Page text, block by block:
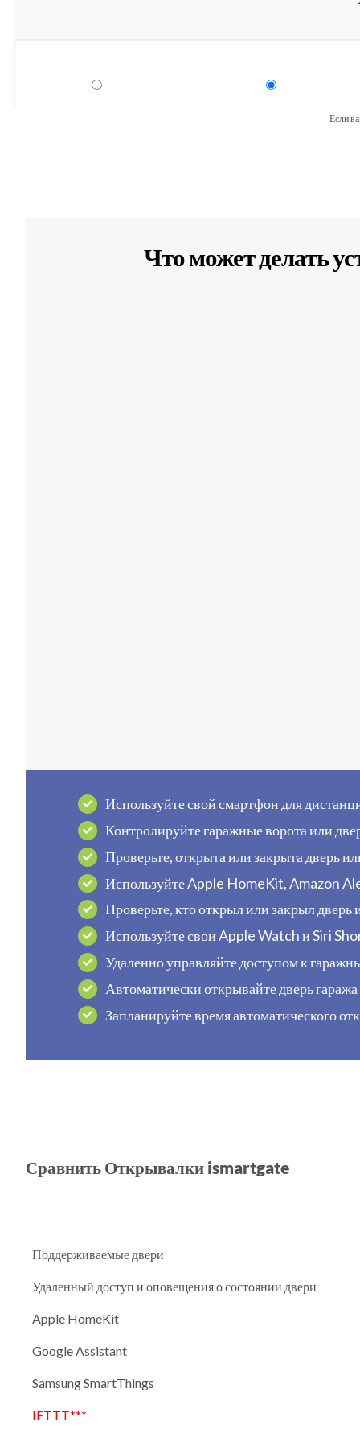
Если
Что может делать
Используйте свой смартфон для
Контролируйте гаражные ворота или
Проверьте, открыта или закрыта дверь
Используйте Apple HomeKit, Amazon
Проверьте, кто открыл или закрыл дверь
Используйте свои Apple Watch и Siri
Удаленно управляйте доступом к
Автоматически открывайте дверь
Запланируйте время автоматического
Сравнить Открывалки ismartgate
Поддерживаемые двери
Удаленный доступ и оповещения о состоянии двери
Apple HomeKit
Google Assistant
Samsung SmartThings
IFTTT***